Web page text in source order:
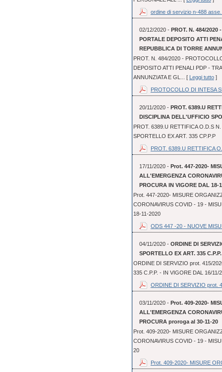
ordine di servizio n-488
02/12/2020 - PROT. N. 484/2020
PORTALE DEPOSITO ATTI
REPUBBLICA DI TORRE
PROT. N. 484/2020 -
DEPOSITO ATTI PENALI PDP -
ANNUNZIATA E GL... [ Leggi tutto]
PROTOCOLLO DI INTESA
20/11/2020 - PROT. 6389.U
DISCIPLINA DELL'UFFICIO
PROT. 6389.U RETTIFICA O.D.S
SPORTELLO EX ART. 335 CP.P.P
PROT. 6389.U RETTIFICA
17/11/2020 - Prot. 447-2020-
ALL'EMERGENZA
PROCURA IN VIGORE DAL 18-
Prot. 447-2020- MISURE
CORONAVIRUS COVID - 19 -
18-11-2020
ODS 447 -20 - NUOVE
04/11/2020 - ORDINE DI
SPORTELLO EX ART. 335
ORDINE DI SERVIZIO prot. 415/
335 C.P.P. - IN VIGORE DAL 16/11/
ORDINE DI SERVIZIO prot.
03/11/2020 - Prot. 409-2020-
ALL'EMERGENZA
PROCURA proroga al 30-11-20
Prot. 409-2020- MISURE
CORONAVIRUS COVID - 19 -
20
Prot. 409-2020- MISURE